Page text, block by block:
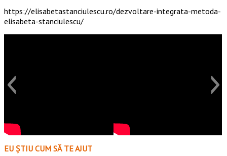
https://elisabetastanciulescu.ro/dezvoltare-integrata-metoda-
elisabeta-stanciulescu/
EU ȘTIU CUM SĂ TE AJUT